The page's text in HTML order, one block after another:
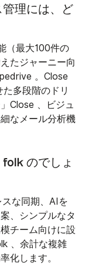
理には、ど
（最大100件の
たジャーニー向
。Close
多段階のドリ
Close 、ビジュ
なメール分析機
のでしょ
な同期、AIを
、シンプルなタ
チーム向けに設
、余計な複雑
化します。